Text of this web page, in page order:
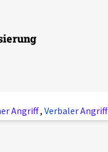
Angriff, Verbaler Angriff